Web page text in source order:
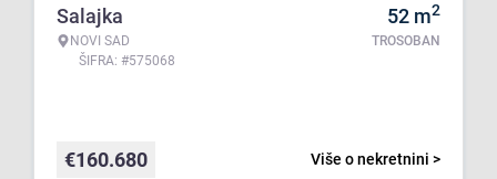
Salajka
NOVI SAD
ŠIFRA: #575068
52 m2
TROSOBAN
Više o nekretnini >
€160.680